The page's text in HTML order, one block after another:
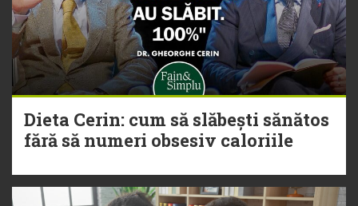
Dieta Cerin: cum să slăbești sănătos
fără să numeri obsesiv caloriile